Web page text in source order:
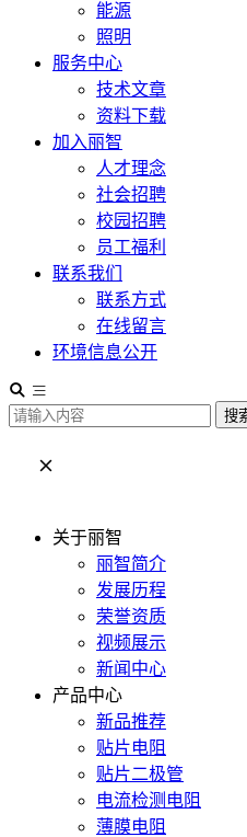
能源
照明
服务中心
技术文章
资料下载
加入丽智
人才理念
社会招聘
校园招聘
员工福利
联系我们
联系方式
在线留言
环境信息公开
搜
关于丽智
丽智简介
发展历程
荣誉资质
视频展示
新闻中心
产品中心
新品推荐
贴片电阻
贴片二极管
电流检测电阻
薄膜电阻